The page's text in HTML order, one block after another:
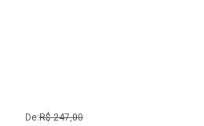
De:R$ 247,00